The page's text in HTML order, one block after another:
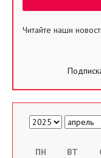
Читайте наши
ПН ВТ